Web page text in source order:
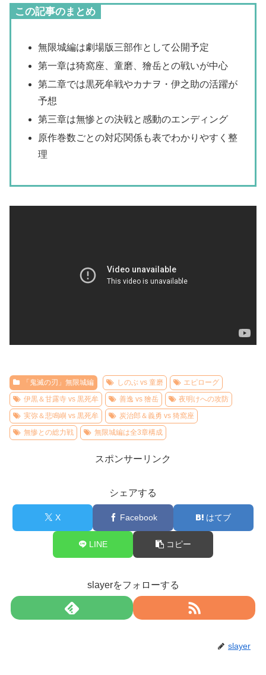
この記事のまとめ
無限城編は劇場版三部作として公開予定
第一章は猗窩座、童磨、獪岳との戦いが中心
第二章では黒死牟戦やカナヲ・伊之助の活躍が
予想
第三章は無惨との決戦と感動のエンディング
原作巻数ごとの対応関係も表でわかりやすく整
理
「鬼滅の刃」無限城編 しのぶ vs 童磨
エピローグ
伊黒＆甘露寺 vs 黒死牟
善逸 vs 獪岳
夜明けへの攻防
実弥＆悲鳴嶼 vs 黒死牟
炭治郎＆義勇 vs 猗窩座
無惨との総力戦
無限城編は全3章構成
スポンサーリンク
シェアする
X Facebook はてブ
LINE コピー
slayerをフォローする
slayer